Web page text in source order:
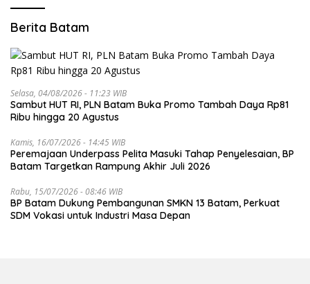
Berita Batam
Selasa, 04/08/2026 - 11:23 WIB
Sambut HUT RI, PLN Batam Buka Promo Tambah Daya Rp81
Ribu hingga 20 Agustus
Kamis, 16/07/2026 - 14:45 WIB
Peremajaan Underpass Pelita Masuki Tahap Penyelesaian, BP
Batam Targetkan Rampung Akhir Juli 2026
Rabu, 15/07/2026 - 08:46 WIB
BP Batam Dukung Pembangunan SMKN 13 Batam, Perkuat
SDM Vokasi untuk Industri Masa Depan